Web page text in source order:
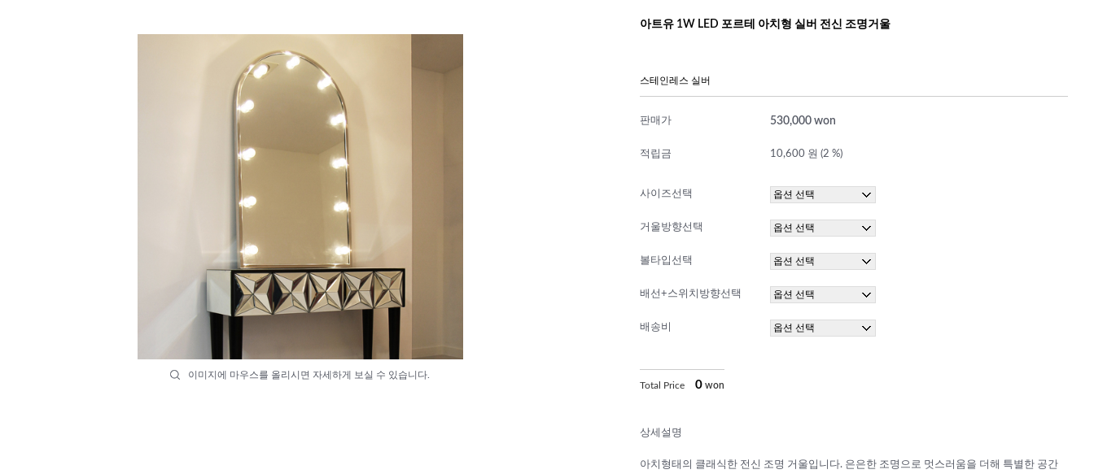
이미지에 마우스를 올리시면 자세하게 보실 수 있습니다.
아트유 1W LED 포르테 아치형 실버 전신 조명거울
스테인레스 실버
판매가 530,000 won
적립금 10,600 원 (2 %)
사이즈선택
거울방향선택
볼타입선택
배선+스위치방향선택
배송비
Total Price 0 won
상세설명
아치형태의 클래식한 전신 조명 거울입니다. 은은한 조명으로 멋스러움을 더해 특별한 공간